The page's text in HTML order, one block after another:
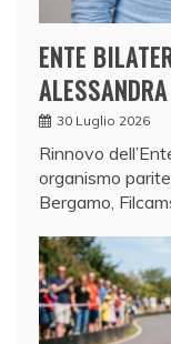
ENTE
30 Luglio 2026
Rinnovo
organismo
Bergamo,